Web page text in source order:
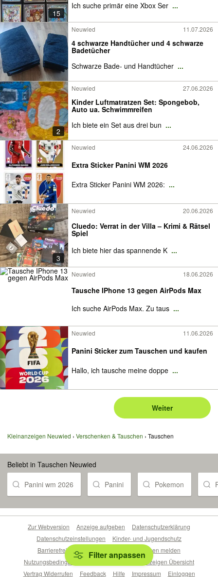
15
Ich suche primär eine Xbox Ser ...
Neuwied 11.07.2026
4 schwarze Handtücher und 4 schwarze
Badetücher
Schwarze Bade- und Handtücher ...
2
Neuwied 27.06.2026
Kinder Luftmatratzen Set: Spongebob,
Auto ua. Schwimmreifen
Ich biete ein Set aus drei bun ...
Neuwied 24.06.2026
Extra Sticker Panini WM 2026
Extra Sticker Panini WM 2026: ...
3
Neuwied 20.06.2026
Cluedo: Verrat in der Villa – Krimi & Rätsel
Spiel
Ich biete hier das spannende K ...
Neuwied 18.06.2026
Tausche IPhone 13 gegen AirPods Max
Ich suche AirPods Max. Zu taus ...
Neuwied 11.06.2026
Panini Sticker zum Tauschen und kaufen
Hallo, ich tausche meine doppe ...
Weiter
Kleinanzeigen Neuwied Verschenken & Tauschen Tauschen
Beliebt in Tauschen Neuwied
Panini wm 2026 Panini Pokemon
Filter anpassen
Zur Webversion Anzeige aufgeben
Datenschutzerklärung
Datenschutzeinstellungen
Kinder- und Jugendschutz
Barrierefreiheitserklärung
Sicherheitslücken melden
Nutzungsbedingungen
Beliebte Suchen
Anzeigen Übersicht
Vertrag Widerrufen
Feedback Hilfe Impressum Einloggen